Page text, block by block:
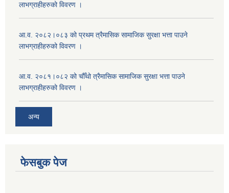
लाभग्राहीहरुको विवरण ।
आ.व. २०८२।०८३ को प्रथम त्रैमासिक सामाजिक सुरक्षा भत्ता पाउने
लाभग्राहीहरुको विवरण ।
आ.व. २०८१।०८२ को चौँथो त्रैमासिक सामाजिक सुरक्षा भत्ता पाउने
लाभग्राहीहरुको विवरण ।
अन्य
फेसबुक पेज